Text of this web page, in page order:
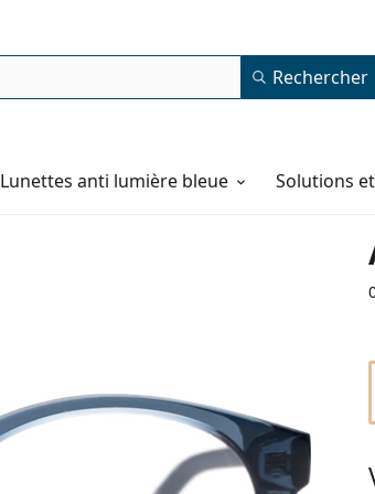
Rechercher
Lunettes anti lumière bleue Solutions